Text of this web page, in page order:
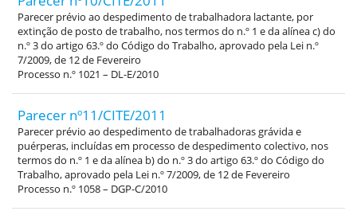
Parecer prévio ao despedimento de trabalhadora lactante, por
extinção de posto de trabalho, nos termos do n.º 1 e da alínea c) do
n.º 3 do artigo 63.º do Código do Trabalho, aprovado pela Lei n.º
7/2009, de 12 de Fevereiro
Processo n.º 1021 – DL-E/2010
Parecer nº11/CITE/2011
Parecer prévio ao despedimento de trabalhadoras grávida e
puérperas, incluídas em processo de despedimento colectivo, nos
termos do n.º 1 e da alínea b) do n.º 3 do artigo 63.º do Código do
Trabalho, aprovado pela Lei n.º 7/2009, de 12 de Fevereiro
Processo n.º 1058 – DGP-C/2010